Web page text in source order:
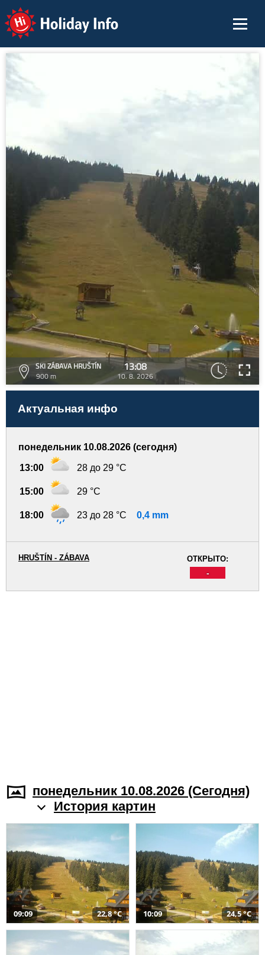
Holiday Info
SKI ZÁBAVA HRUŠTÍN
900 m
13:08
10. 8. 2026
Актуальная инфо
понедельник 10.08.2026 (сегодня)
13:00 28 до 29 °C
15:00 29 °C
18:00 23 до 28 °C 0,4 mm
ОТКРЫТО:
-
HRUŠTÍN - ZÁBAVA
понедельник 10.08.2026 (Cегодня)
История картин
09:09 22,8 °C 10:09 24,5 °C